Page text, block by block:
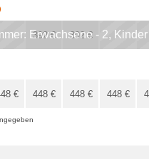
Erwachsene - 2, Kinder
x x
392€ 392€
€ 448 € 448 € 448 €